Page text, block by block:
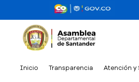
Inicio Transparencia Atención y